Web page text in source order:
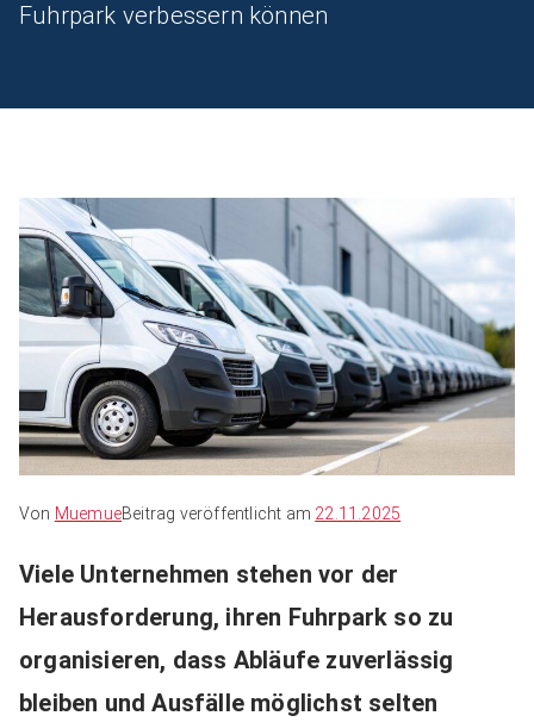
Fuhrpark verbessern können
Von MuemueBeitrag veröffentlicht am 22.11.2025
Viele Unternehmen stehen vor der
Herausforderung, ihren Fuhrpark so zu
organisieren, dass Abläufe zuverlässig
bleiben und Ausfälle möglichst selten